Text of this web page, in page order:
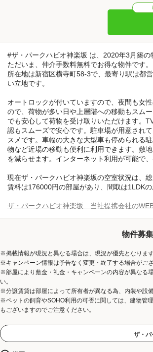
#ザ・パークハビオ神楽坂 は、2020年3月築の
ただいま、仲介手数料無料でお得な物件です。
所在地は新宿区横寺町58-3で、最寄り駅は都
い立地です。
オートロックが付いていますので、夜間も女
ので、荷物が多い日や上層階への移動もスム
でも安心して荷物を受け取りいただけます。
認もスムーズで安心です。駐車場が用意され
スメです。車幅の大きな大型車も停められる
物など近場の移動も便利に利用できます。敷
を減らせます。インターネット利用が可能で
現在ザ・パークハビオ神楽坂の空室状況は、
賃料は176000円の部屋があり、間取は1LDK
ザ・パークハビオ神楽坂 当社提携会社の
物件募
※掲載情報が現況と異なる場合は、現況が優先となります
※キャンペーン情報は予告なく変更・終了する場合がご
※部屋により敷金・礼金・キャンペーンの内容が異なる
い。
※分譲賃貸は部屋によって所有者が異なる為、内装や設
※ペットの飼育やSOHO利用の可否に関しては、建物管
もございますのでご注意ください。
ザ・パ